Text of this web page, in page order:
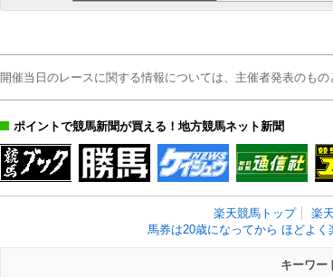
開催当日のレースに関する情報については、主催者発表のもの
ポイントで競馬新聞が買える！地方競馬ネット新聞
楽天競馬トップ 楽
馬券は20歳になってから ほどよく
キーワー